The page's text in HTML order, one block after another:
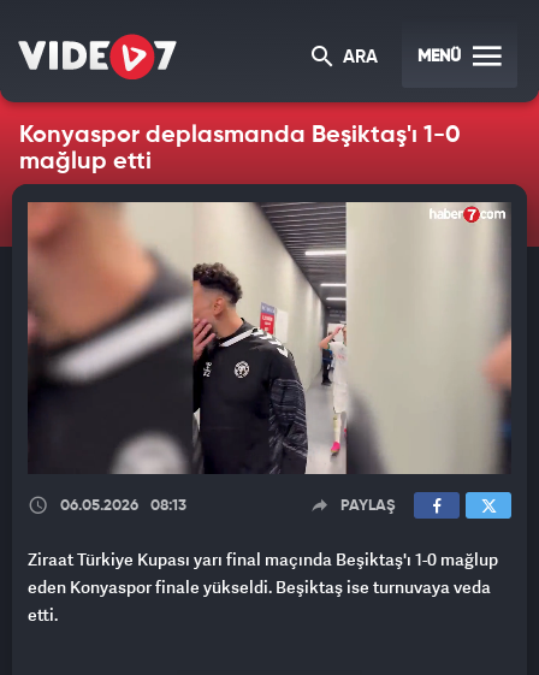
ARA MENÜ
Konyaspor deplasmanda Beşiktaş'ı 1-0
mağlup etti
06.05.2026 08:13 PAYLAŞ
Ziraat Türkiye Kupası yarı final maçında Beşiktaş'ı 1-0 mağlup
eden Konyaspor finale yükseldi. Beşiktaş ise turnuvaya veda
etti.